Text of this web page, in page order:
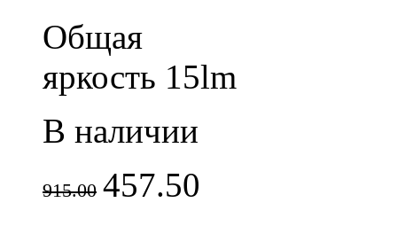
Общая
яркость 15lm
В наличии
915.00 457.50